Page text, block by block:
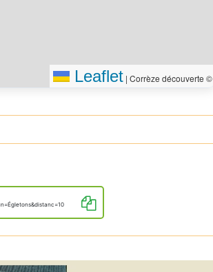
Leaflet | Corrèze découverte ©